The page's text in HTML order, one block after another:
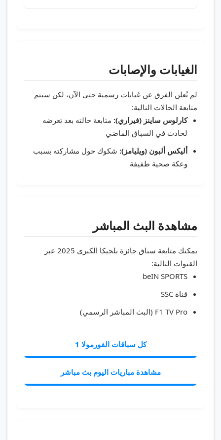
الغيابات والإصابات
لم تُعلن الفرق عن غيابات رسمية حتى الآن، لكن سيتم
متابعة الحالات التالية:
كارلوس ساينز (فيراري): متابعة حالته بعد تعرضه
لحادث في السباق الماضي
أليكس ألبون (ويليامز): شكوك حول مشاركته بسبب
وعكة صحية طفيفة
مشاهدة البث المباشر
يمكنك متابعة سباق جائزة بلجيكا الكبرى 2025 عبر
القنوات التالية:
beIN SPORTS
قناة SSC
F1 TV Pro (البث المباشر الرسمي)
كل سباقات الفورمولا 1
مشاهدة مباريات اليوم بث مباشر